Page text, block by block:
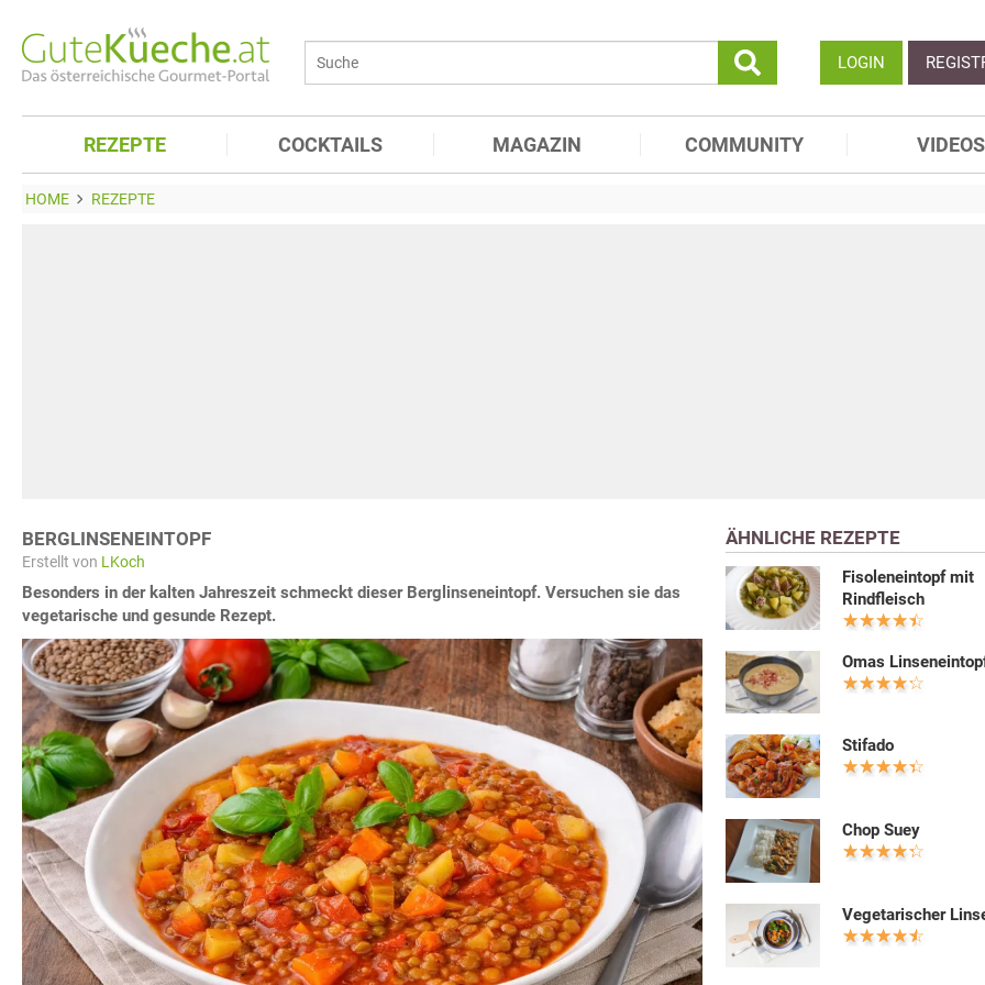
LOGIN
REZEPTE COCKTAILS MAGAZIN COMMUNITY VIDEOS
HOME REZEPTE
BERGLINSENEINTOPF
Erstellt von LKoch
Besonders in der kalten Jahreszeit schmeckt dieser Berglinseneintopf. Versuchen sie das
vegetarische und gesunde Rezept.
ÄHNLICHE REZEPTE
Fisoleneintopf mit
Rindfleisch
Omas
Stifado
Chop Suey
Vegetarischer